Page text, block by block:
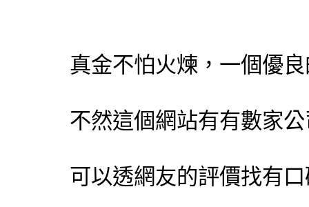
真金不怕火煉，一個優
不然這個網站有有數家
可以透網友的評價找有